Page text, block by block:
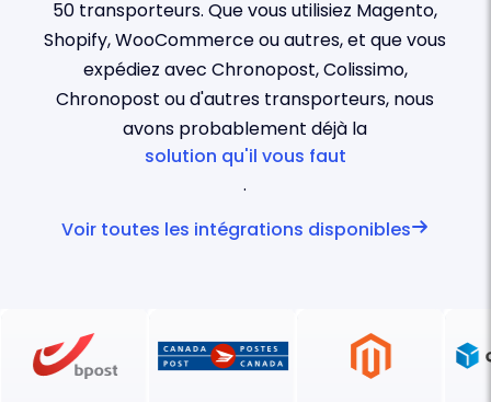
50 transporteurs. Que vous utilisiez Magento,
Shopify, WooCommerce ou autres, et que vous
expédiez avec Chronopost, Colissimo,
Chronopost ou d'autres transporteurs, nous
avons probablement déjà la
solution qu'il vous faut
.
Voir toutes les intégrations disponibles